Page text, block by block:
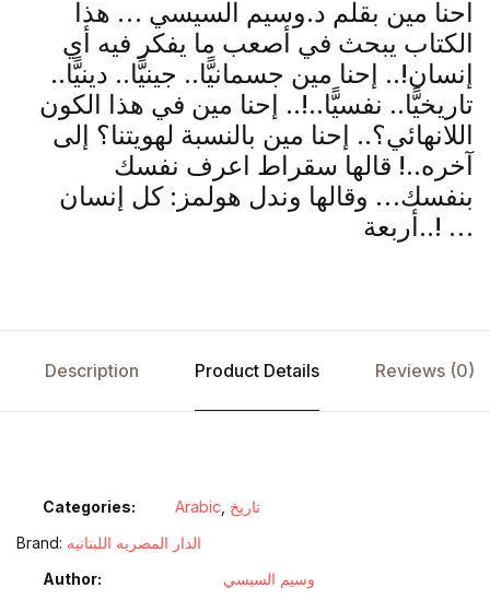
احنا مين بقلم د.وسيم السيسي … هذا
الكتاب يبحث في أصعب ما يفكر فيه أي
إنسان!.. إحنا مين جسمانيًّا.. جينيًّا.. دينيًّا..
تاريخيًّا.. نفسيًّا..!.. إحنا مين في هذا الكون
اللانهائي؟.. إحنا مين بالنسبة لهويتنا؟ إلى
آخره..! قالها سقراط اعرف نفسك
بنفسك… وقالها وندل هولمز: كل إنسان
أربعة..! …
Description Product Details Reviews (0)
Categories: Arabic تاريخ
Brand: الدار المصريه اللبنانيه
Author
وسيم السيسي